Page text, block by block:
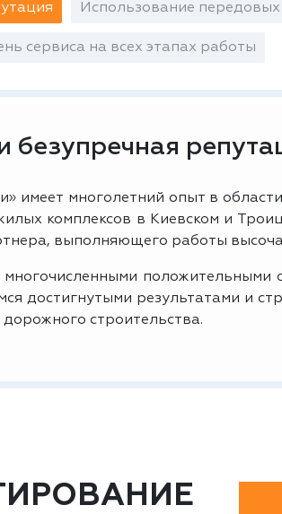
Использование
сервиса на всех этапах работы
безупречная
имеет многолетний опыт в
комплексов в Киевском и
выполняющего работы
достигнутыми результатами и
строительства.